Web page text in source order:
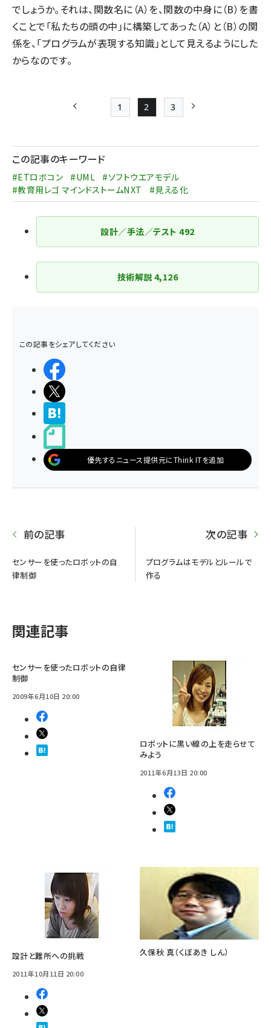
でしょうか。それは、関数名に（A）を、関数の中身に（B）を書
くことで「私たちの頭の中」に構築してあった（A）と（B）の関
係を、「プログラムが表現する知識」として見えるようにした
からなのです。
送
り
前ページ Page
1
Page
2
Page
3
この記事のキーワード
#ETロボコン #UML
#ソフトウエアモデル
#教育用レゴ マインドストームNXT
#見える化
設計／手法／テスト492
技術解説 4,126
この記事をシェアしてください
優先するニュース提供元にThink ITを追加
前の記事
センサーを使ったロボットの自
律制御
次の記事
プログラムはモデルとルールで
作る
関連記事
センサーを使ったロボットの自律
制御
2009年6月10日 20:00
ロボットに黒い線の上を走らせて
みよう
2011年6月13日 20:00
設計と難所への挑戦
2011年10月11日 20:00
久保秋 真（くぼあき しん）